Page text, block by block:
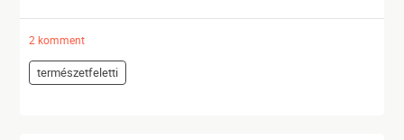
2 komment
természetfeletti